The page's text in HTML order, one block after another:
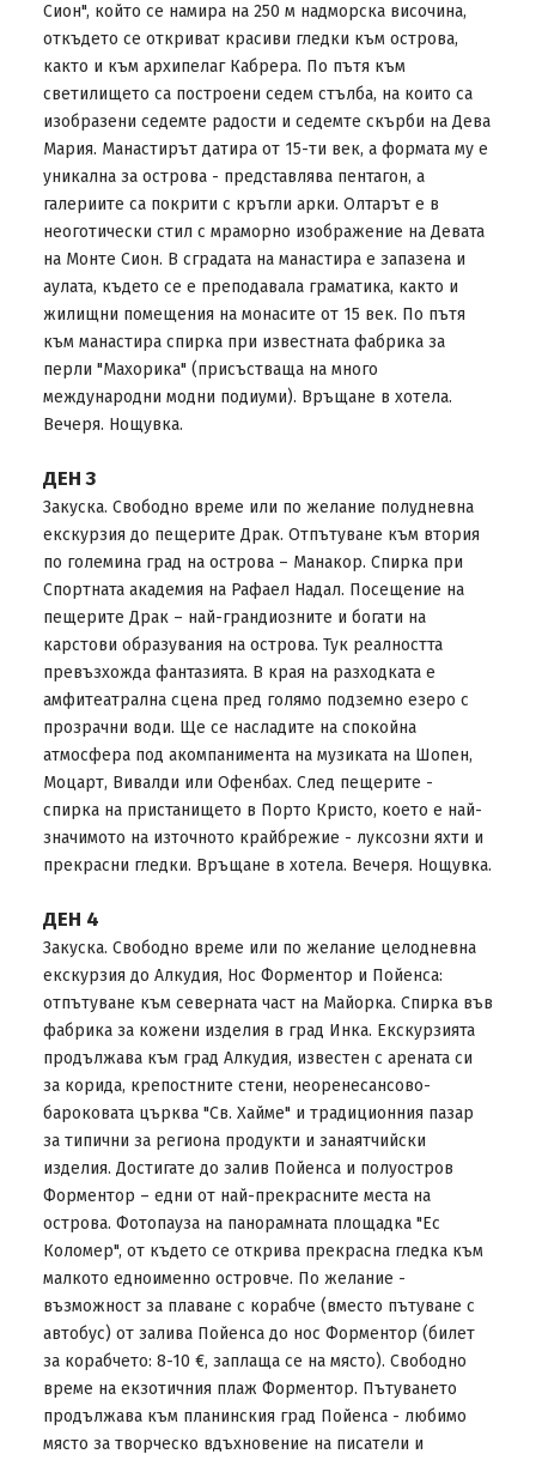
Сион", който се намира на 250 м надморска височина,
откъдето се откриват красиви гледки към острова,
както и към архипелаг Кабрера. По пътя към
светилището са построени седем стълба, на които са
изобразени седемте радости и седемте скърби на Дева
Мария. Манастирът датира от 15-ти век, а формата му е
уникална за острова - представлява пентагон, а
галериите са покрити с кръгли арки. Олтарът е в
неоготически стил с мраморно изображение на Девата
на Монте Сион. В сградата на манастира е запазена и
аулата, където се е преподавала граматика, както и
жилищни помещения на монасите от 15 век. По пътя
към манастира спирка при известната фабрика за
перли "Махорика" (присъстваща на много
международни модни подиуми). Връщане в хотела.
Вечеря. Нощувка.
ДЕН 3
Закуска. Свободно време или по желание полудневна
екскурзия до пещерите Драк. Отпътуване към втория
по големина град на острова – Манакор. Спирка при
Спортната академия на Рафаел Надал. Посещение на
пещерите Драк – най-грандиозните и богати на
карстови образувания на острова. Тук реалността
превъзхожда фантазията. В края на разходката е
амфитеатрална сцена пред голямо подземно езеро с
прозрачни води. Ще се насладите на спокойна
атмосфера под акомпанимента на музиката на Шопен,
Моцарт, Вивалди или Офенбах. След пещерите -
спирка на пристанището в Порто Кристо, което е най-
значимото на източното крайбрежие - луксозни яхти и
прекрасни гледки. Връщане в хотела. Вечеря. Нощувка.
ДЕН 4
Закуска. Свободно време или по желание целодневна
екскурзия до Алкудия, Нос Форментор и Пойенса:
отпътуване към северната част на Майорка. Спирка във
фабрика за кожени изделия в град Инка. Екскурзията
продължава към град Алкудия, известен с арената си
за корида, крепостните стени, неоренесансово-
бароковата църква "Св. Хайме" и традиционния пазар
за типични за региона продукти и занаятчийски
изделия. Достигате до залив Пойенса и полуостров
Форментор – едни от най-прекрасните места на
острова. Фотопауза на панорамната площадка "Ес
Коломер", от където се открива прекрасна гледка към
малкото едноименно островче. По желание -
възможност за плаване с корабче (вместо пътуване с
автобус) от залива Пойенса до нос Форментор (билет
за корабчето: 8-10 €, заплаща се на място). Свободно
време на екзотичния плаж Форментор. Пътуването
продължава към планинския град Пойенса - любимо
място за творческо вдъхновение на писатели и